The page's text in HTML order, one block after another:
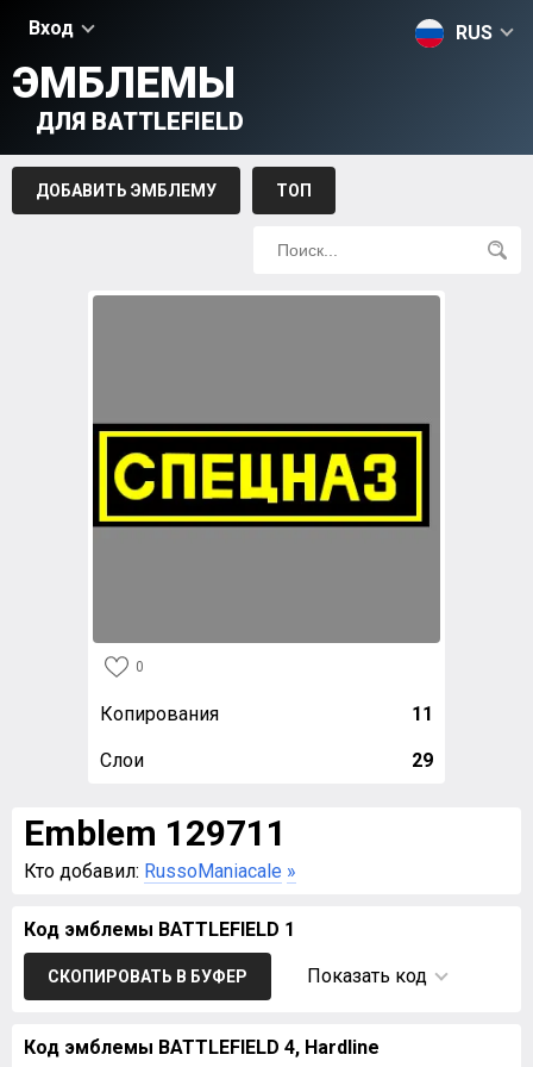
Вход RUS
ЭМБЛЕМЫ
ДЛЯ BATTLEFIELD
ДОБАВИТЬ ЭМБЛЕМУ ТОП
0
Копирования 11
Слои 29
Emblem 129711
Кто добавил: RussoManiacale »
Код эмблемы BATTLEFIELD 1
СКОПИРОВАТЬ В БУФЕР Показать код
Код эмблемы BATTLEFIELD 4, Hardline